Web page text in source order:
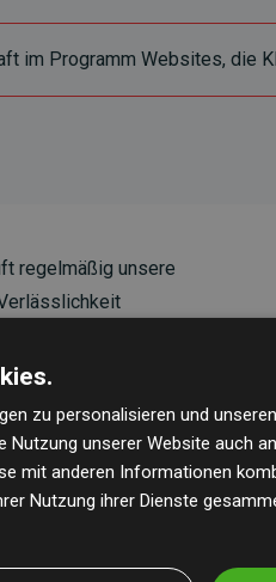
im Programm Websites, die
regelmäßig unsere
Klimaschutzprojekte im
der teilnehmenden
messbare Klimawirkung
zu personalisieren und
unserer Website auch
mit anderen Informationen
Nutzung ihrer Dienste